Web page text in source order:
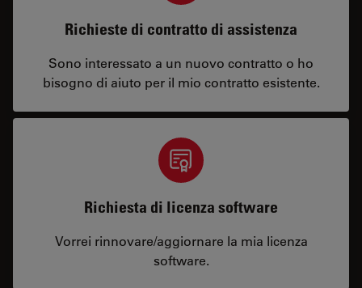
Richieste di contratto di assistenza
Sono interessato a un nuovo contratto o ho
bisogno di aiuto per il mio contratto esistente.
Richiesta di licenza software
Vorrei rinnovare/aggiornare la mia licenza
software.